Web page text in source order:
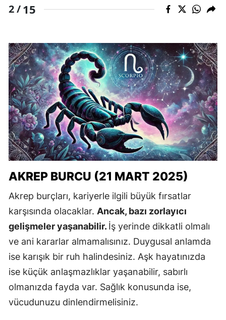
2 /15
AKREP BURCU (21 MART 2025)
Akrep burçları, kariyerle ilgili büyük fırsatlar
karşısında olacaklar. Ancak, bazı zorlayıcı
gelişmeler yaşanabilir.İş yerinde dikkatli olmalı
ve ani kararlar almamalısınız. Duygusal anlamda
ise karışık bir ruh halindesiniz. Aşk hayatınızda
ise küçük anlaşmazlıklar yaşanabilir, sabırlı
olmanızda fayda var. Sağlık konusunda ise,
vücudunuzu dinlendirmelisiniz.